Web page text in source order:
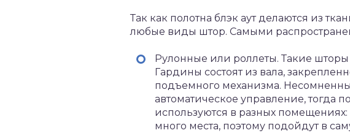
Так как полотна блэк аут делаются из
любые виды штор. Самыми
Рулонные или роллеты. Такие
Гардины состоят из вала,
подъемного механизма.
автоматическое управление, тогда
используются в разных
много места, поэтому подойдут в